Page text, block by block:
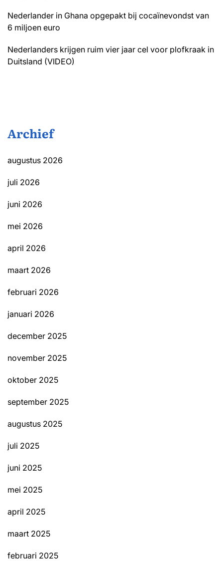
Nederlander in Ghana opgepakt bij cocaïnevondst van
6 miljoen euro
Nederlanders krijgen ruim vier jaar cel voor plofkraak in
Duitsland (VIDEO)
Archief
augustus 2026
juli 2026
juni 2026
mei 2026
april 2026
maart 2026
februari 2026
januari 2026
december 2025
november 2025
oktober 2025
september 2025
augustus 2025
juli 2025
juni 2025
mei 2025
april 2025
maart 2025
februari 2025